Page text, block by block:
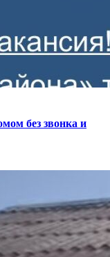
без звонка и